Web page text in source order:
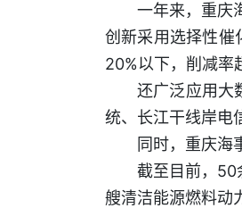
一年来，重庆
创新采用选择性催
20%以下，削减率
还广泛应用大
统、长江干线岸电
同时，重庆海
截至目前，
艘清洁能源燃料动